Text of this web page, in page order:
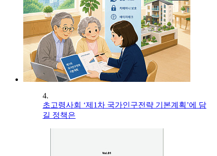
4.
초고령사회 ‘제1차 국가인구전략 기본계획’에 담
길 정책은